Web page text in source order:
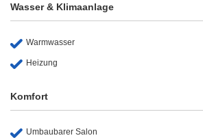
Wasser & Klimaanlage
Warmwasser
Heizung
Komfort
Umbaubarer Salon